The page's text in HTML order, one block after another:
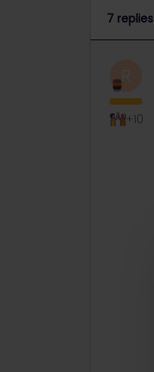
7 replies
+10